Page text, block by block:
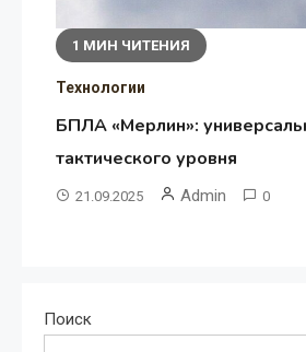
1 МИН ЧИТЕНИЯ
Технологии
БПЛА «Мерлин»:
тактического уровня
21.09.2025 Admin 0
Поиск